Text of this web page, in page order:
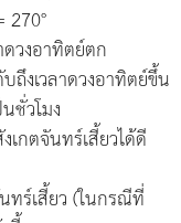
วงอาทิตย์ตก
งเวลาดวงอาทิตย์ขึ้น
ชั่วโมง
เกตจันทร์เสี้ยวได้ดี
ทร์เสี้ยว (ในกรณีที่